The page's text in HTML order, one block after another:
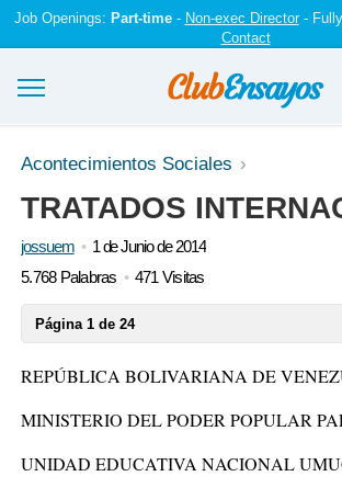
Job Openings: Part-time- Non-exec Director- Fully
Contact
Ensayos y trabajos
Registrarse
Iniciar sesión
Acontecimientos Sociales
TRATADOS
jossuem
1 de Junio de 2014
5.768 Palabras
471 Visitas
Página 1 de 24
REPÚBLICA BOLIVARIANA DE
MINISTERIO DEL PODER POPULAR
UNIDAD EDUCATIVA NACIONAL